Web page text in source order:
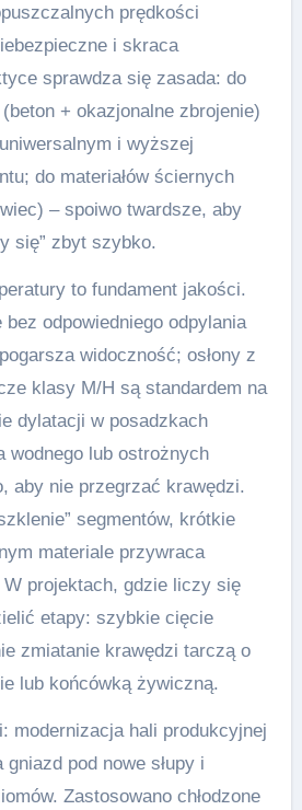
prędkości
i skraca
sprawdza się zasada: do
+ okazjonalne zbrojenie)
i wyższej
do materiałów ściernych
– spoiwo twardsze, aby
się” zbyt szybko.
to fundament jakości.
odpowiedniego odpylania
widoczność; osłony z
klasy M/H są standardem na
dylatacji w posadzkach
wodnego lub ostrożnych
aby nie przegrzać krawędzi.
segmentów, krótkie
materiale przywraca
projektach, gdzie liczy się
etapy: szybkie cięcie
zmiatanie krawędzi tarczą o
lub końcówką żywiczną.
modernizacja hali produkcyjnej
gniazd pod nowe słupy i
Zastosowano chłodzone